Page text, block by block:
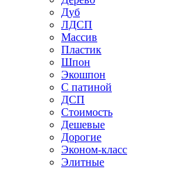
Дуб
ЛДСП
Массив
Пластик
Шпон
Экошпон
С патиной
ДСП
Стоимость
Дешевые
Дорогие
Эконом-класс
Элитные